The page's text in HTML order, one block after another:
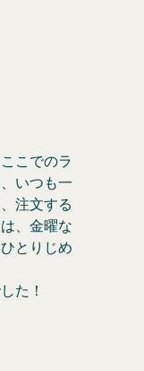
こでのラ
いつも一
注文する
、金曜な
とりじめ
た！